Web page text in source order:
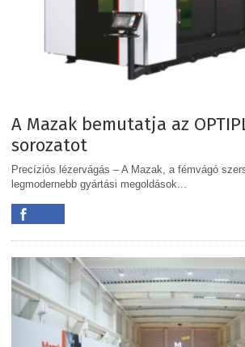
A Mazak bemutatja az
sorozatot
Precíziós lézervágás – A Mazak, a fémvágó
legmodernebb gyártási megoldások...